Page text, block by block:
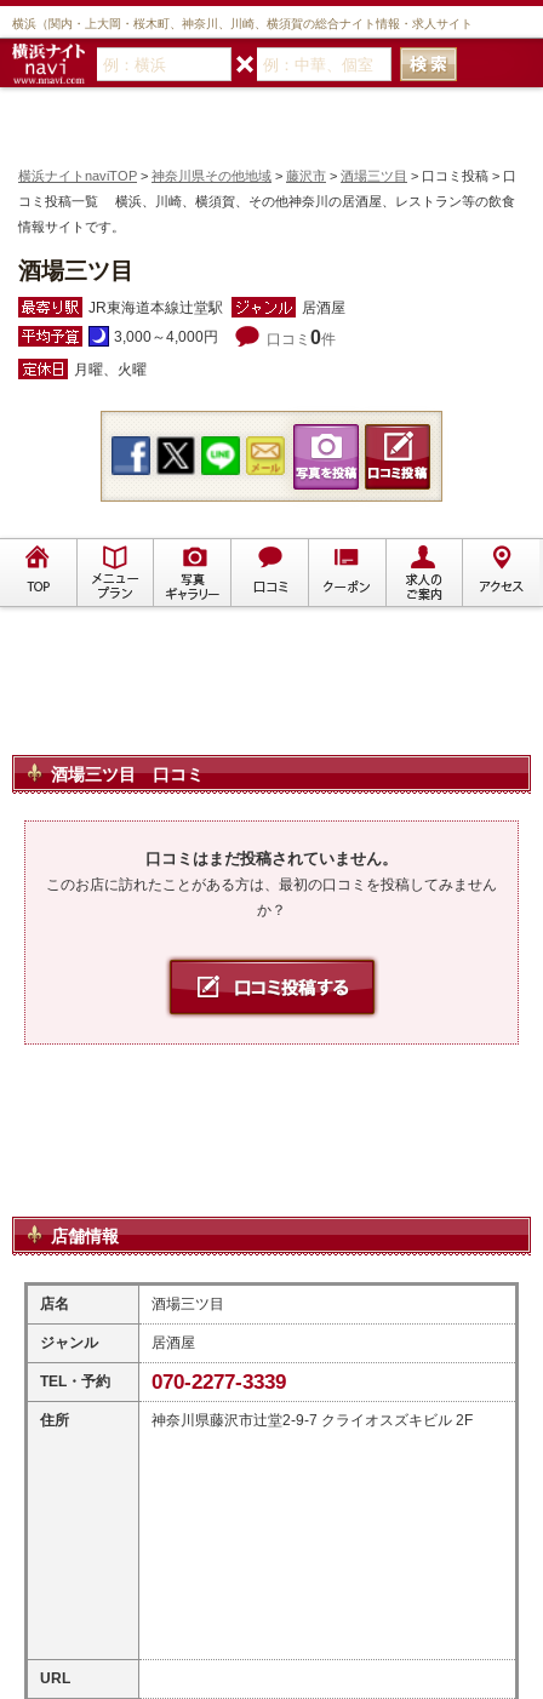
横浜（関内・上大岡・桜木町、神奈川、川崎、横須賀の総合ナイト情報・求人サイト
横浜ナイトnaviTOP > 神奈川県その他地域 > 藤沢市 > 酒場三ツ目 > 口コミ投稿 > 口
コミ投稿一覧 横浜、川崎、横須賀、その他神奈川の居酒屋、レストラン等の飲食
情報サイトです。
酒場三ツ目
JR東海道本線辻堂駅
居酒屋
3,000～4,000円
口コミ 0件
月曜、火曜
酒場三ツ目 口コミ
口コミはまだ投稿されていません。
このお店に訪れたことがある方は、最初の口コミを投稿してみません
か？
店舗情報
店名 酒場三ツ目
ジャンル 居酒屋
TEL・予約 070-2277-3339
住所 神奈川県藤沢市辻堂2-9-7 クライオスズキビル 2F
URL